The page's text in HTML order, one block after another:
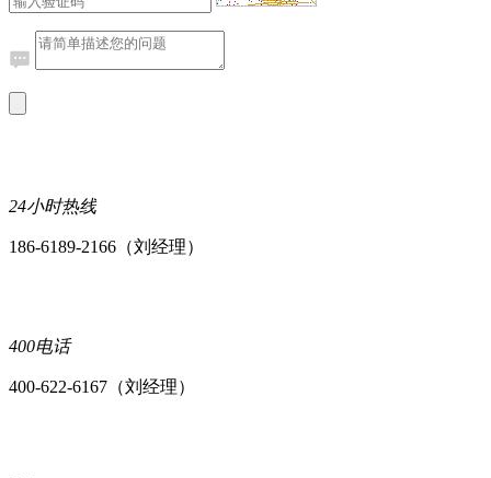
24小时热线
186-6189-2166（刘经理）
400电话
400-622-6167（刘经理）